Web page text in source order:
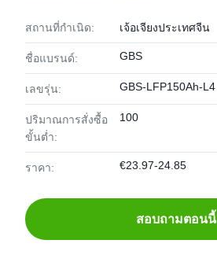
สถานที่กำเนิด: เจ้อเจียงประเทศจีน
ชื่อแบรนด์: GBS
เลขรุ่น: GBS-LFP150Ah-L4
ปริมาณการสั่งซื้อ
ขั้นต่ำ:
100
ราคา: €23.97-24.85
สอบถามตอนนี้